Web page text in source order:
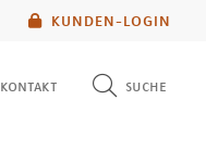
KUNDEN-LOGIN
kontakt suche